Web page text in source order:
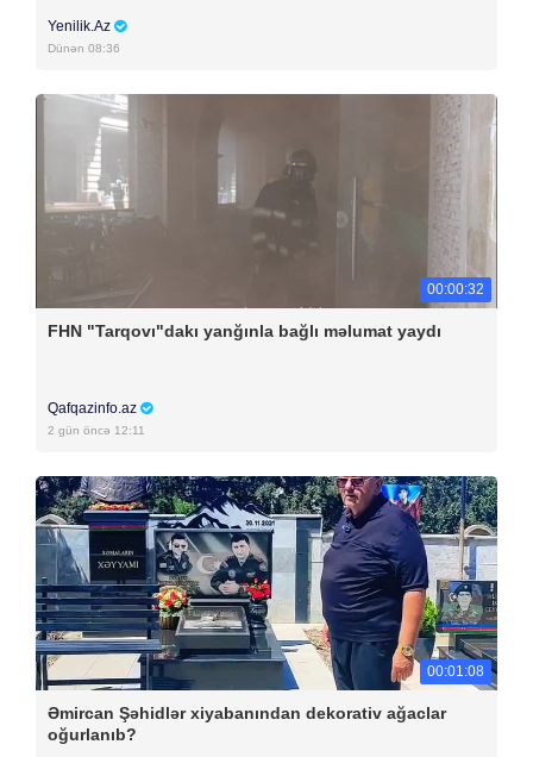
Yenilik.Az
Dünən 08:36
00:00:32
FHN "Tarqovı"dakı yanğınla bağlı məlumat yaydı
Qafqazinfo.az
2 gün öncə 12:11
00:01:08
Əmircan Şəhidlər xiyabanından dekorativ ağaclar
oğurlanıb?